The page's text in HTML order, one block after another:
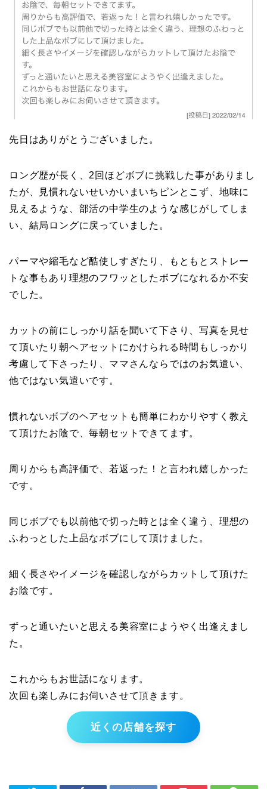
先日はありがとうございました。
ロング歴が長く、2回ほどボブに挑戦した事がありまし
たが、見慣れないせいかいまいちピンとこず、地味に
見えるような、部活の中学生のような感じがしてしま
い、結局ロングに戻っていました。
パーマや縮毛など酷使しすぎたり、もともとストレー
トな事もあり理想のフワッとしたボブになれるか不安
でした。
カットの前にしっかり話を聞いて下さり、写真を見せ
て頂いたり朝ヘアセットにかけられる時間もしっかり
考慮して下さったり、ママさんならではのお気遣い、
他ではない気遣いです。
慣れないボブのヘアセットも簡単にわかりやすく教え
て頂けたお陰で、毎朝セットできてます。
周りからも高評価で、若返った！と言われ嬉しかった
です。
同じボブでも以前他で切った時とは全く違う、理想の
ふわっとした上品なボブにして頂けました。
細く長さやイメージを確認しながらカットして頂けた
お陰です。
ずっと通いたいと思える美容室にようやく出逢えまし
た。
これからもお世話になります。
次回も楽しみにお伺いさせて頂きます。
近くの店舗を探す